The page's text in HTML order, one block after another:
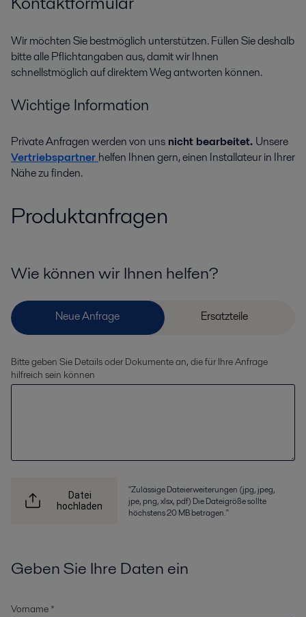
Wir möchten Sie bestmöglich unterstützen. Füllen Sie deshalb
bitte alle Pflichtangaben aus, damit wir Ihnen
schnellstmöglich auf direktem Weg antworten können.
Wichtige Information
Private Anfragen werden von uns nicht bearbeitet. Unsere
Vertriebspartner helfen Ihnen gern, einen Installateur in Ihrer
Nähe zu finden.
Produktanfragen
Wie können wir Ihnen helfen?
Bitte geben Sie Details oder Dokumente an, die für Ihre Anfrage
hilfreich sein können
Datei
hochladen
"Zulässige Dateierweiterungen (jpg, jpeg,
jpe, png, xlsx, pdf) Die Dateigröße sollte
höchstens 20 MB betragen."
Geben Sie Ihre Daten ein
Vorname *